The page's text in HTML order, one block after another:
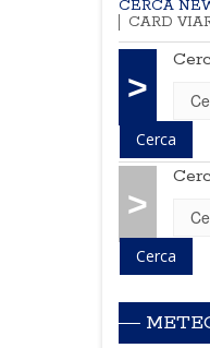
CERCA
CARD
>
>